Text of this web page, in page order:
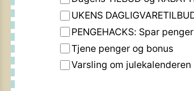
UKENS
PENGEHACKS: Spar
Tjene penger og bonus
Varsling om julekalenderen